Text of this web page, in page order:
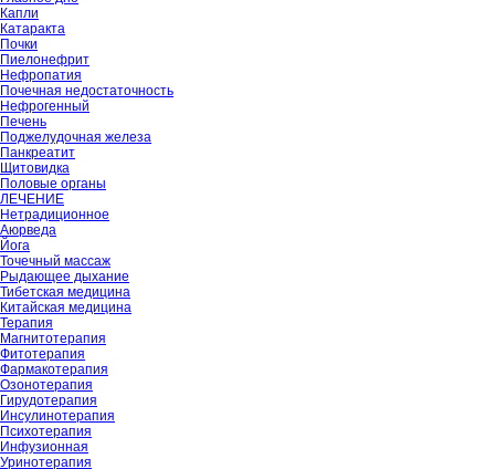
Капли
Катаракта
Почки
Пиелонефрит
Нефропатия
Почечная недостаточность
Нефрогенный
Печень
Поджелудочная железа
Панкреатит
Щитовидка
Половые органы
ЛЕЧЕНИЕ
Нетрадиционное
Аюрведа
Йога
Точечный массаж
Рыдающее дыхание
Тибетская медицина
Китайская медицина
Терапия
Магнитотерапия
Фитотерапия
Фармакотерапия
Озонотерапия
Гирудотерапия
Инсулинотерапия
Психотерапия
Инфузионная
Уринотерапия